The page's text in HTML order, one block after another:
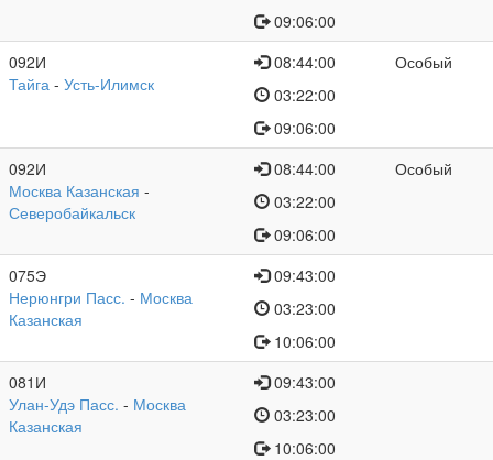
09:06:00
092И
Тайга - Усть-Илимск
08:44:00
03:22:00
09:06:00
Особый
092И
Москва Казанская -
Северобайкальск
08:44:00
03:22:00
09:06:00
Особый
075Э
Нерюнгри Пасс. - Москва
Казанская
09:43:00
03:23:00
10:06:00
081И
Улан-Удэ Пасс. - Москва
Казанская
09:43:00
03:23:00
10:06:00